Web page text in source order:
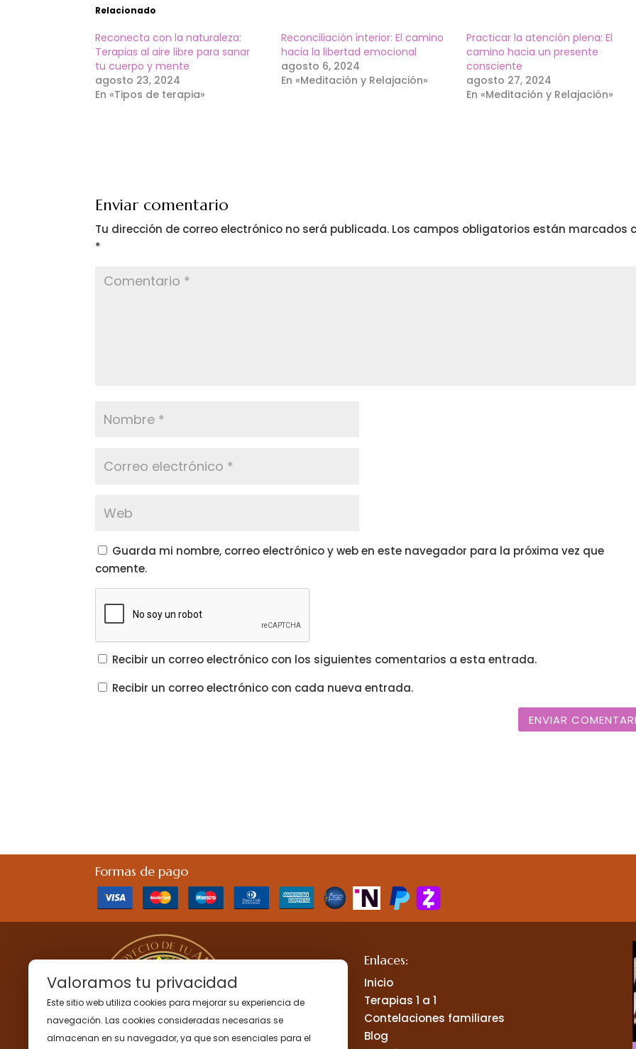
Relacionado
Reconecta con la naturaleza:
Terapias al aire libre para sanar
tu cuerpo y mente
agosto 23, 2024
En «Tipos de terapia»
Reconciliación interior: El camino
hacia la libertad emocional
agosto 6, 2024
En «Meditación y Relajación»
Practicar la atención plena: El
camino hacia un presente
consciente
agosto 27, 2024
En «Meditación y Relajación»
Enviar comentario
Tu dirección de correo electrónico no será publicada. Los campos obligatorios están marcados
*
Guarda mi nombre, correo electrónico y web en este navegador para la próxima vez que
comente.
Recibir un correo electrónico con los siguientes comentarios a esta entrada.
Recibir un correo electrónico con cada nueva entrada.
Formas de pago
Enlaces:
Inicio
Terapias 1 a 1
Contelaciones familiares
Blog
Valoramos tu privacidad
Este sitio web utiliza cookies para mejorar su experiencia de
navegación. Las cookies consideradas necesarias se
almacenan en su navegador, ya que son esenciales para el